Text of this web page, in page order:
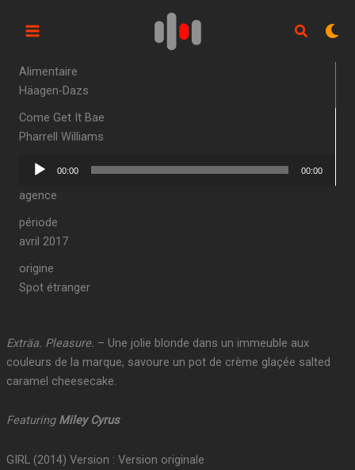
Alimentaire
Häagen-Dazs
Come Get It Bae
Pharrell Williams
Lecteur
00:00 00:00
agence
période
avril 2017
origine
Spot étranger
Exträa. Pleasure. – Une jolie blonde dans un immeuble aux
couleurs de la marque, savoure un pot de crème glaçée salted
caramel cheesecake.
Featuring Miley Cyrus
GIRL (2014) Version : Version originale